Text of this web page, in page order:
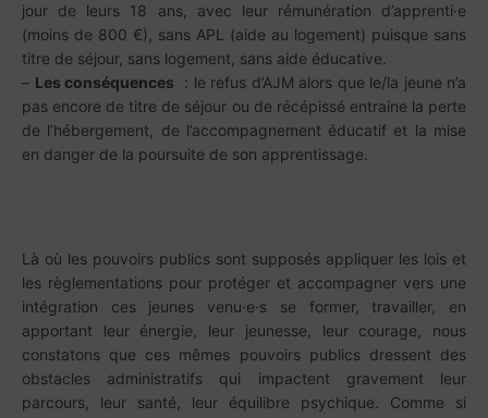
jour de leurs 18 ans, avec leur rémunération d’apprenti·e
(moins de 800 €), sans APL (aide au logement) puisque sans
titre de séjour, sans logement, sans aide éducative.
– Les conséquences : le refus d’AJM alors que le/la jeune n’a
pas encore de titre de séjour ou de récépissé entraine la perte
de l’hébergement, de l’accompagnement éducatif et la mise
en danger de la poursuite de son apprentissage.
Là où les pouvoirs publics sont supposés appliquer les lois et
les règlementations pour protéger et accompagner vers une
intégration ces jeunes venu·e·s se former, travailler, en
apportant leur énergie, leur jeunesse, leur courage, nous
constatons que ces mêmes pouvoirs publics dressent des
obstacles administratifs qui impactent gravement leur
parcours, leur santé, leur équilibre psychique. Comme si